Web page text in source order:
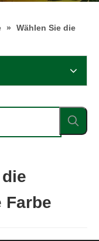
»
Wählen Sie die
Farbe